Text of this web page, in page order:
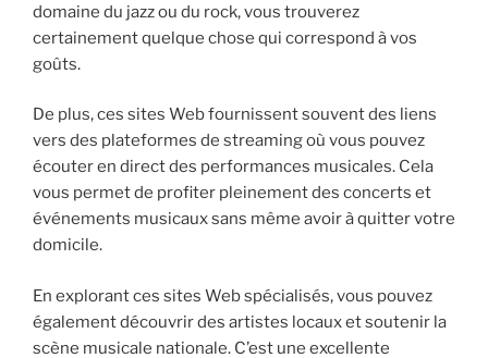
domaine du jazz ou du rock, vous trouverez
certainement quelque chose qui correspond à vos
goûts.
De plus, ces sites Web fournissent souvent des liens
vers des plateformes de streaming où vous pouvez
écouter en direct des performances musicales. Cela
vous permet de profiter pleinement des concerts et
événements musicaux sans même avoir à quitter votre
domicile.
En explorant ces sites Web spécialisés, vous pouvez
également découvrir des artistes locaux et soutenir la
scène musicale nationale. C’est une excellente